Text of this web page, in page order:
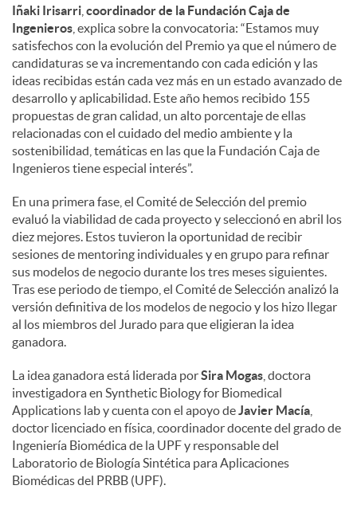
Iñaki Irisarri coordinador de la Fundación Caja de
Ingenieros , explica sobre la convocatoria: “Estamos muy
satisfechos con la evolución del Premio ya que el número de
candidaturas se va incrementando con cada edición y las
ideas recibidas están cada vez más en un estado avanzado de
desarrollo y aplicabilidad. Este año hemos recibido 155
propuestas de gran calidad, un alto porcentaje de ellas
relacionadas con el cuidado del medio ambiente y la
sostenibilidad, temáticas en las que la Fundación Caja de
Ingenieros tiene especial interés”.
En una primera fase, el Comité de Selección del premio
evaluó la viabilidad de cada proyecto y seleccionó en abril los
diez mejores. Estos tuvieron la oportunidad de recibir
sesiones de mentoring individuales y en grupo para refinar
sus modelos de negocio durante los tres meses siguientes.
Tras ese periodo de tiempo, el Comité de Selección analizó la
versión definitiva de los modelos de negocio y los hizo llegar
al los miembros del Jurado para que eligieran la idea
ganadora.
La idea ganadora está liderada porSira Mogas , doctora
investigadora en Synthetic Biology for Biomedical
Applications lab y cuenta con el apoyo deJavier Macía
doctor licenciado en física, coordinador docente del grado de
Ingeniería Biomédica de la UPF y responsable del
Laboratorio de Biología Sintética para Aplicaciones
Biomédicas del PRBB (UPF).